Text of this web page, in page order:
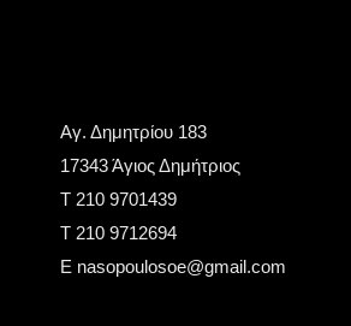
Αγ. Δημητρίου 183
17343 Άγιος Δημήτριος
Τ 210 9701439
T 210 9712694
E nasopoulosoe@gmail.com